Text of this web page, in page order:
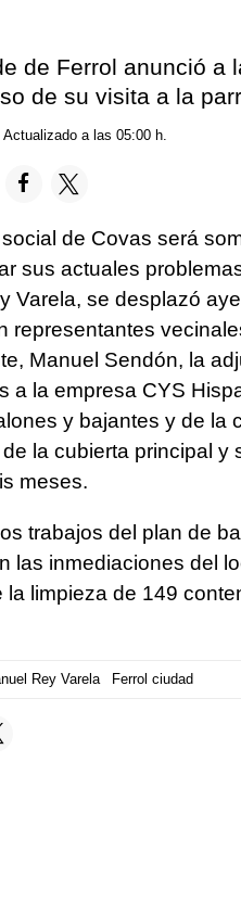
de Ferrol anunció a
de su visita a la
a las 05:00 h.
de Covas será
sus actuales
Varela, se desplazó
representantes
Manuel Sendón, la
a la empresa CYS
y bajantes y de la
la cubierta principal y
meses.
trabajos del plan de
las inmediaciones del
la limpieza de 149
Rey Varela Ferrol ciudad